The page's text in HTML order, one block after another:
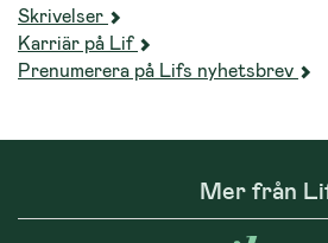
Skrivelser
Karriär på Lif
Prenumerera på Lifs nyhetsbrev
Mer från